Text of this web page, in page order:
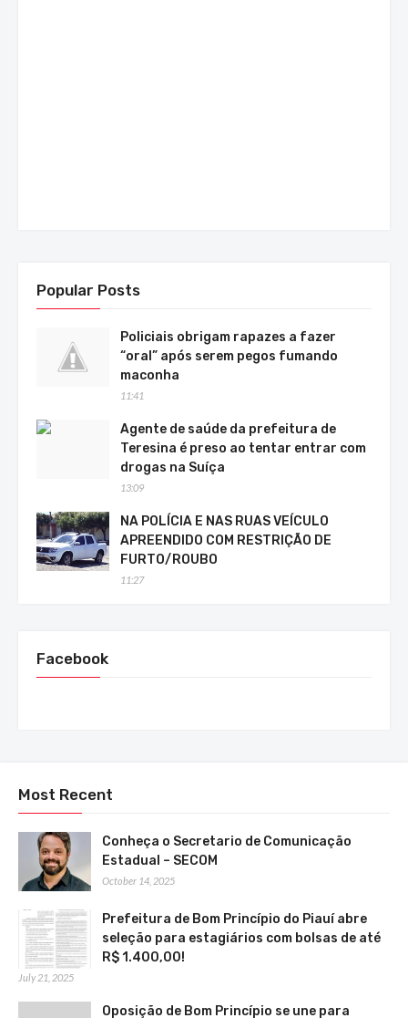
Popular Posts
Policiais obrigam rapazes a fazer
“oral” após serem pegos fumando
maconha
11:41
Agente de saúde da prefeitura de
Teresina é preso ao tentar entrar com
drogas na Suíça
13:09
NA POLÍCIA E NAS RUAS VEÍCULO
APREENDIDO COM RESTRIÇÃO DE
FURTO/ROUBO
11:27
Facebook
Most Recent
Conheça o Secretario de Comunicação
Estadual – SECOM
October 14, 2025
Prefeitura de Bom Princípio do Piauí abre
seleção para estagiários com bolsas de até
R$ 1.400,00!
July 21, 2025
Oposição de Bom Princípio se une para